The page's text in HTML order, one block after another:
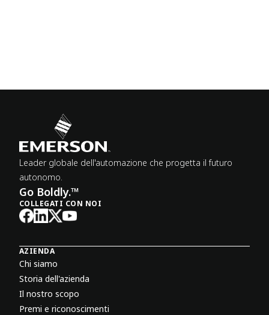
Leader globale dell'automazione che progetta il futuro
autonomo.
Go Boldly.™
COLLEGATI CON NOI
AZIENDA
Chi siamo
Storia dell'azienda
Il nostro scopo
Premi e riconoscimenti